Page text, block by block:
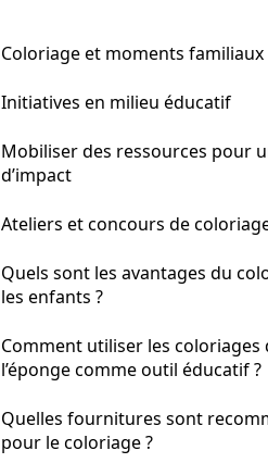
Coloriage et moments familiaux
Initiatives en milieu éducatif
Mobiliser des ressources pour
d’impact
Ateliers et concours de
Quels sont les avantages du
les enfants ?
Comment utiliser les coloriages
l’éponge comme outil éducatif ?
Quelles fournitures sont
pour le coloriage ?